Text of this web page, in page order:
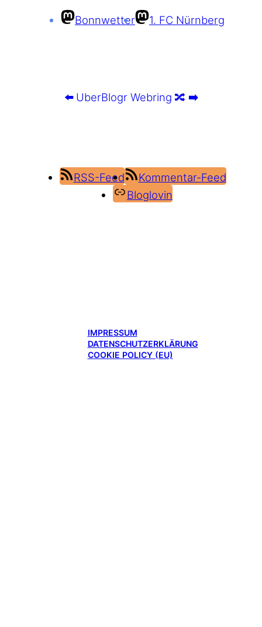
Bonnwetter 1. FC Nürnberg
⬅️ UberBlogr Webring 🔀 ➡️
RSS-Feed
Kommentar-Feed
Bloglovin
IMPRESSUM
DATENSCHUTZERKLÄRUNG
COOKIE POLICY (EU)